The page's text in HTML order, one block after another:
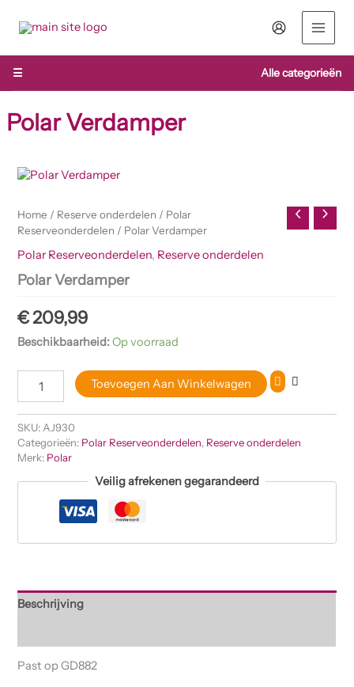
naar
inhoud
☰
Alle categorieën
Polar Verdamper
Home / Reserve onderdelen / Polar
Reserveonderdelen / Polar Verdamper
Polar Reserveonderdelen, Reserve onderdelen
Polar Verdamper
€209,99
Beschikbaarheid:Op voorraad
Polar
Toevoegen Aan Winkelwagen
SKU: AJ930
Categorieën: Polar Reserveonderdelen, Reserve onderdelen
Merk: Polar
Veilig afrekenen gegarandeerd
Beschrijving
Past op GD882